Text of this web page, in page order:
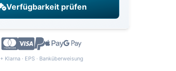
Verfügbarkeit prüfen
+ Klarna · EPS · Banküberweisung